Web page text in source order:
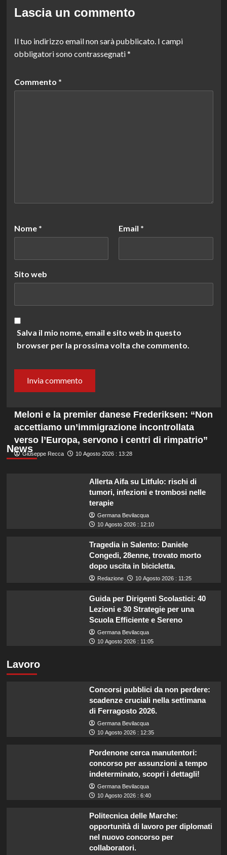
Lascia un commento
Il tuo indirizzo email non sarà pubblicato. I campi
obbligatori sono contrassegnati*
Commento *
Nome * Email *
Sito web
Salva il mio nome, email e sito web in questo
browser per la prossima volta che commento.
News
Meloni e la premier danese Frederiksen: “Non
accettiamo un’immigrazione incontrollata
verso l’Europa, servono i centri di rimpatrio”
Giuseppe Recca 10 Agosto 2026 : 13:28
Allerta Aifa su Litfulo: rischi di
tumori, infezioni e trombosi nelle
terapie
Germana Bevilacqua
10 Agosto 2026 : 12:10
Tragedia in Salento: Daniele
Congedi, 28enne, trovato morto
dopo uscita in bicicletta.
Redazione 10 Agosto 2026 : 11:25
Guida per Dirigenti Scolastici: 40
Lezioni e 30 Strategie per una
Scuola Efficiente e Sereno
Germana Bevilacqua
10 Agosto 2026 : 11:05
Lavoro
Concorsi pubblici da non perdere:
scadenze cruciali nella settimana
di Ferragosto 2026.
Germana Bevilacqua
10 Agosto 2026 : 12:35
Pordenone cerca manutentori:
concorso per assunzioni a tempo
indeterminato, scopri i dettagli!
Germana Bevilacqua
10 Agosto 2026 : 6:40
Politecnica delle Marche:
opportunità di lavoro per diplomati
nel nuovo concorso per
collaboratori.